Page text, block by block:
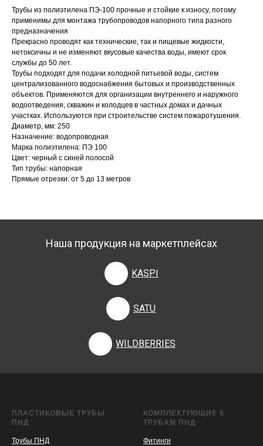
Трубы из полиэтилена ПЭ-100 прочные и стойкие к износу, потому
применимы для монтажа трубопроводов напорного типа разного
предназначения
Прекрасно проводят как технические, так и пищевые жидкости,
нетоксичны и не изменяют вкусовые качества воды, имеют срок
службы до 50 лет.
Трубы подходят для подачи холодной питьевой воды, систем
централизованного водоснабжения бытовых и производственных
объектов. Применяются для организации внутреннего и наружного
водоотведения, скважин и колодцев в частных домах и дачных
участках. Используются при строительстве систем пожаротушения.
Диаметр, мм: 250
Назначение: водопроводная
Марка полиэтилена: ПЭ 100
Цвет: черный с синей полосой
Тип трубы: напорная
Прямые отрезки: от 5 до 13 метров
Наша продукция на маркетплейсах
KASPI
SATU
WILDBERRIES
ПЛАСТИКОВЫЕ ТРУБЫ
ПНД
Трубы ПНД
КОМПЛЕКТУЮЩИЕ К
ТРУБАМ ПНД
Фитинги